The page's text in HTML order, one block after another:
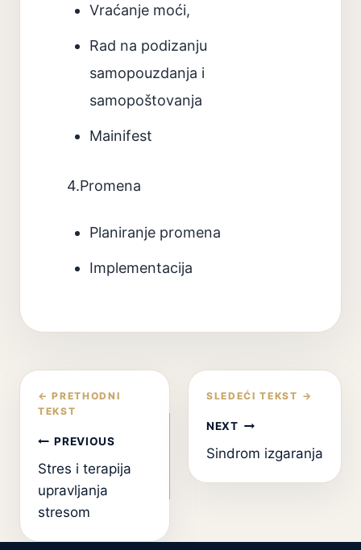
Vraćanje moći,
Rad na podizanju
samopouzdanja i
samopoštovanja
Mainifest
4.Promena
Planiranje promena
Implementacija
Кретање
чланка
PREVIOUS
Stres i terapija
upravljanja
stresom
NEXT
Sindrom izgaranja